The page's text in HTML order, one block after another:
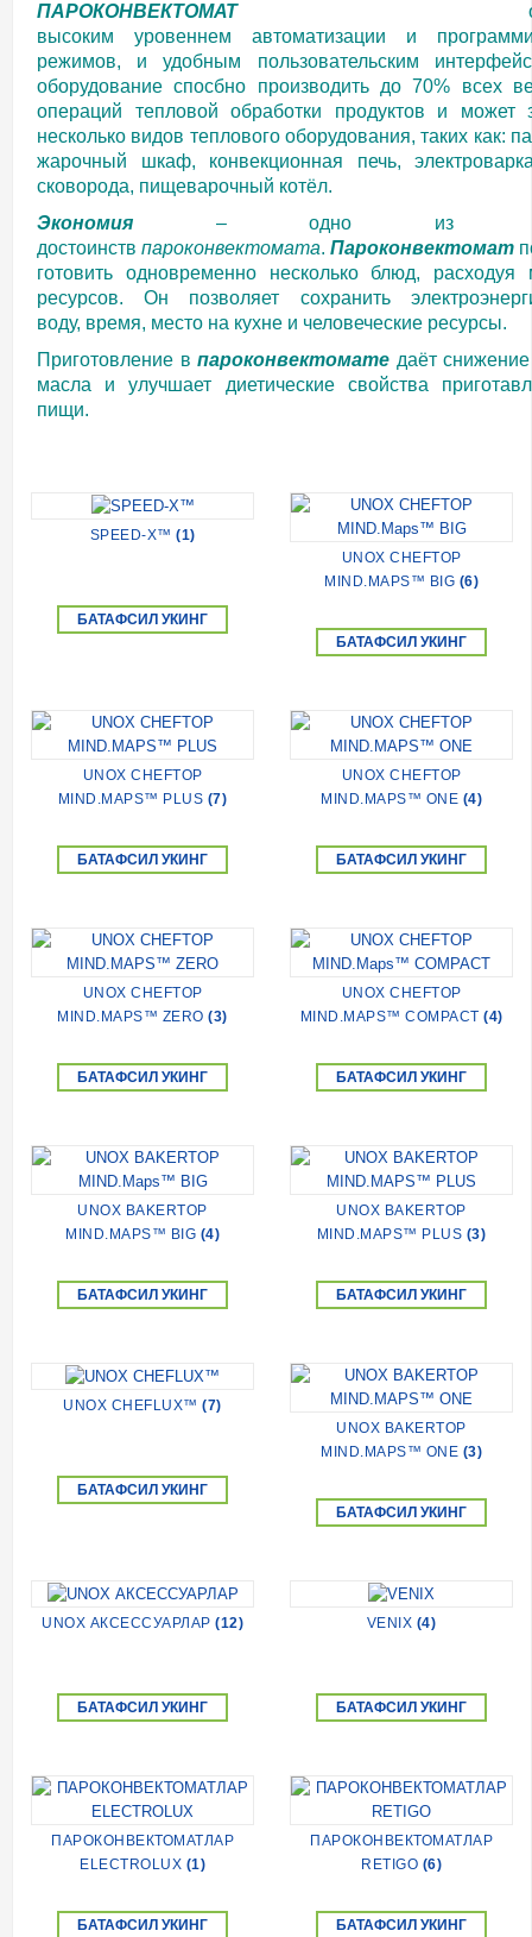
ПАРОКОНВЕКТОМАТ
высоким
уровеннем автоматизации и
режимов, и удобным пользовательским
оборудование спосбно производить до 70% всех
операций тепловой обработки продуктов и может
несколько видов теплового оборудования, таких как:
жарочный шкаф, конвекционная печь,
сковорода, пищеварочный котёл.
Экономия – одно из
достоинств пароконвектомата. Пароконвектомат
готовить одновременно несколько блюд, расходуя
ресурсов. Он позволяет сохранить
воду, время, место на кухне и человеческие ресурсы.
Приготовление впароконвектомате даёт
масла и улучшает диетические свойства
пищи.
SPEED-X™ (1)
БАТАФСИЛ УКИНГ
UNOX CHEFTOP
MIND.MAPS™ BIG (6)
БАТАФСИЛ УКИНГ
UNOX CHEFTOP
MIND.MAPS™ PLUS (7)
БАТАФСИЛ УКИНГ
UNOX CHEFTOP
MIND.MAPS™ ONE (4)
БАТАФСИЛ УКИНГ
UNOX CHEFTOP
MIND.MAPS™ ZERO(3)
БАТАФСИЛ УКИНГ
UNOX CHEFTOP
MIND.MAPS™ COMPACT (4)
БАТАФСИЛ УКИНГ
UNOX BAKERTOP
MIND.MAPS™ BIG (4)
БАТАФСИЛ УКИНГ
UNOX BAKERTOP
MIND.MAPS™ PLUS (3)
БАТАФСИЛ УКИНГ
UNOX CHEFLUX™(7)
БАТАФСИЛ УКИНГ
UNOX BAKERTOP
MIND.MAPS™ ONE (3)
БАТАФСИЛ УКИНГ
UNOX АКСЕССУАРЛАР (12)
БАТАФСИЛ УКИНГ
VENIX (4)
БАТАФСИЛ УКИНГ
ПАРОКОНВЕКТОМАТЛАР
ELECTROLUX (1)
БАТАФСИЛ УКИНГ
ПАРОКОНВЕКТОМАТЛАР
RETIGO (6)
БАТАФСИЛ УКИНГ